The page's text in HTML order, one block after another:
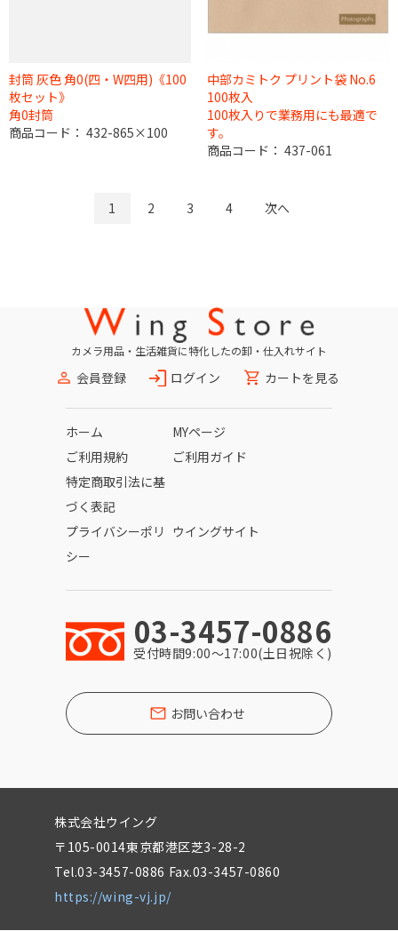
封筒 灰色 角0(四・W四用)《100
枚セット》
角0封筒
商品コード： 432-865×100
中部カミトク プリント袋 No.6
100枚入
100枚入りで業務用にも最適で
す。
商品コード： 437-061
1 2 3 4 次へ
カメラ用品・生活雑貨に特化したの卸・仕入れサイト
会員登録 ログイン カートを見る
03-3457-0886
受付時間9:00〜17:00(土日祝除く)
お問い合わせ
ホーム
MYページ
ご利用規約
ご利用ガイド
特定商取引法に基
づく表記
プライバシーポリ
シー
ウイングサイト
株式会社ウイング
〒105-0014東京都港区芝3-28-2
Tel.03-3457-0886 Fax.03-3457-0860
https://wing-vj.jp/